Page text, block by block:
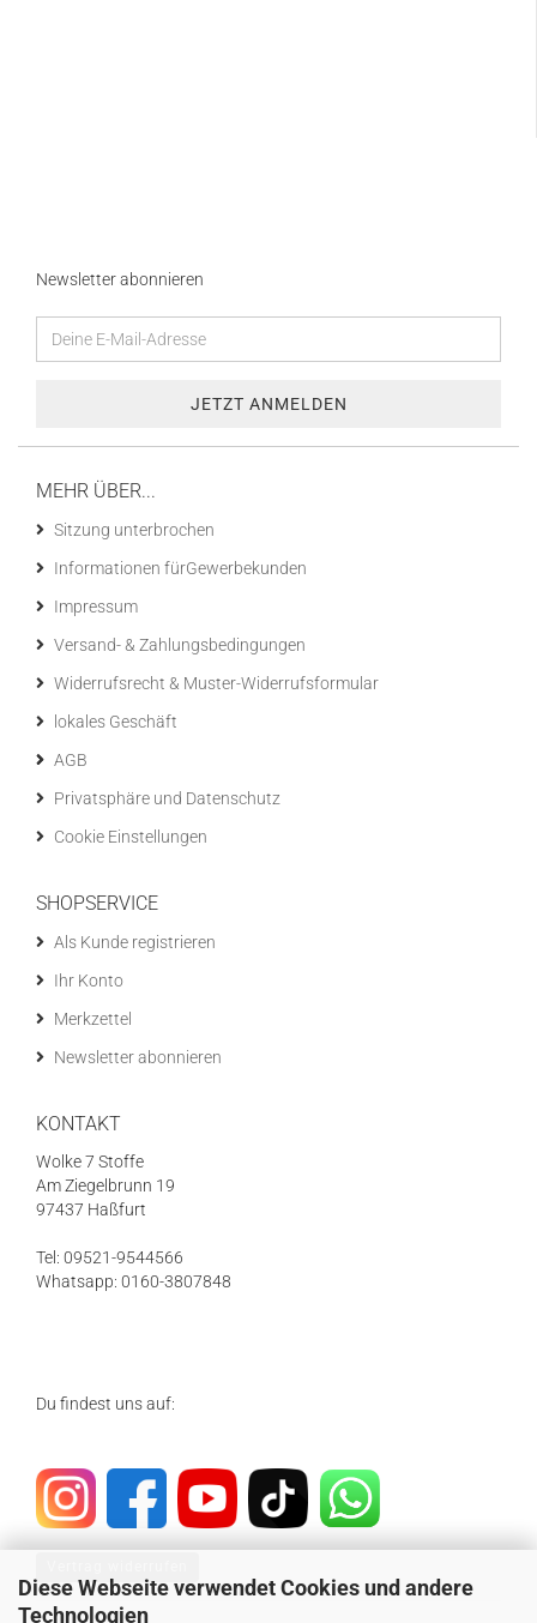
Diese Webseite verwendet Cookies und andere
Technologien
Newsletter abonnieren
MEHR ÜBER...
Sitzung unterbrochen
Informationen fürGewerbekunden
Impressum
Versand- & Zahlungsbedingungen
Widerrufsrecht & Muster-Widerrufsformular
lokales Geschäft
AGB
Privatsphäre und Datenschutz
Cookie Einstellungen
SHOPSERVICE
Als Kunde registrieren
Ihr Konto
Merkzettel
Newsletter abonnieren
KONTAKT
Wolke 7 Stoffe
Am Ziegelbrunn 19
97437 Haßfurt
Tel: 09521-9544566
Whatsapp: 0160-3807848
Du findest uns auf: